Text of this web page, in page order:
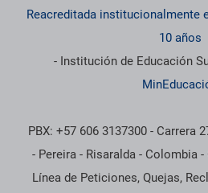
Reacreditada institucionalmente
10 años
- Institución de Educación
PBX: +57 606 3137300 - Carrera
- Pereira - Risaralda - Colombia
Línea de Peticiones, Quejas,